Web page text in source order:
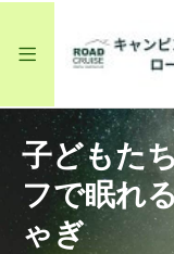
子どもた
フで眠れ
ゃぎ